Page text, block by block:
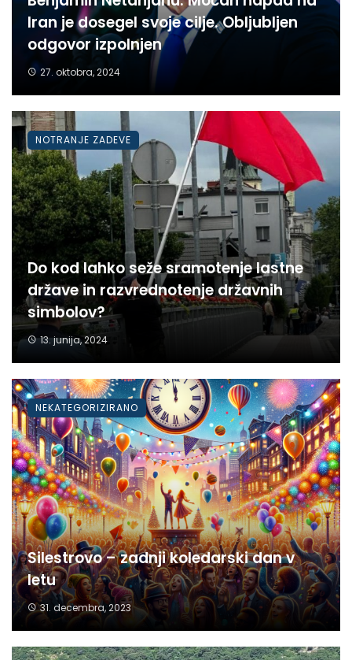
Iran je dosegel svoje cilje. Obljubljen
odgovor izpolnjen
27. oktobra, 2024
Do kod lahko seže sramotenje lastne
države in razvrednotenje državnih
simbolov?
13. junija, 2024
NOTRANJE ZADEVE
Silestrovo – zadnji koledarski dan v
letu
31. decembra, 2023
NEKATEGORIZIRANO